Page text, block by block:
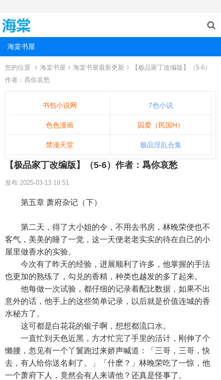
海棠书屋
您的位置 海棠书屋 海棠书屋最新更新
【极品家丁改编版】（5-6）
作者：爲你哀愁
书包小说网 7色小说
色色漫画 囚爱（民国H）
禁漫天堂 极品淫乱合集
【极品家丁改编版】（5-6）作者：爲你哀愁
发布:2025-03-13 19:51
第五章 萧府杂记（下）
第二天，得了大小姐的令，不用去书房，林晚荣便也不
客气，美美的睡了一觉，这一天便老老实实的待在自己的小
屋里做香水的实验。
今次有了昨天的经验，进展顺利了许多，他掌握的手法
也更加的熟练了，勾兑的香精，种类也越发的多了起来。
他每做一次试验，都仔细的记录着配比数据，如果不出
意外的话，他手上的这些简单记录，以后就是价值连城的香
水秘方了。
这可都是白花花的银子啊，想想都流口水。
一直忙到天色近黑，方才忙完了手里的活计，刚伸了个
懒腰，忽见有一个丫鬟跑过来娇声喊道：「三哥，三哥，快
去，有人给你送名剌了。」「什麽？」林晚荣吃了一惊，他
一个萧府下人，竟然会有人来请他？还真是怪事了。